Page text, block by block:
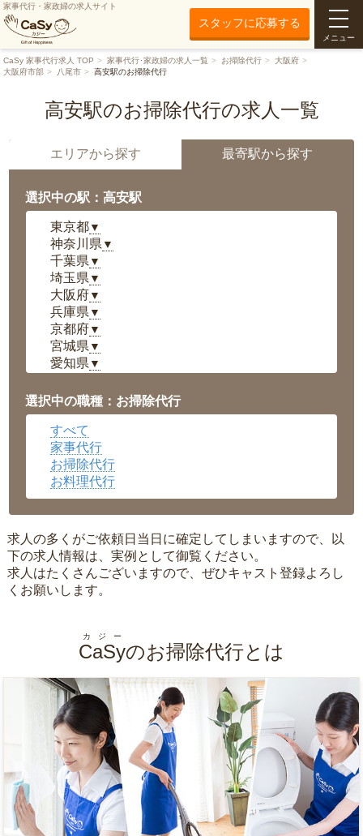
家事代行・家政婦の求人サイト
スタッフに応募する
メニュー
CaSy 家事代行求人 TOP 家事代行･家政婦の求人一覧 お掃除代行
大阪府
大阪府市部
八尾市 高安駅のお掃除代行
高安駅のお掃除代行の求人一覧
エリアから探す 最寄駅から探す
選択中の駅：高安駅
東京都▼
神奈川県 ▼
千葉県 ▼
埼玉県 ▼
大阪府▼
兵庫県 ▼
京都府▼
宮城県 ▼
愛知県 ▼
岡山県▼
広島県▼
沖縄県
選択中の職種：お掃除代行
すべて
家事代行
お掃除代行
お料理代行
求人の多くがご依頼日当日に確定してしまいますので、以
下の求人情報は、実例として御覧ください。
求人はたくさんございますので、ぜひキャスト登録よろし
くお願いします。
CaSy
カジー
のお掃除代行とは